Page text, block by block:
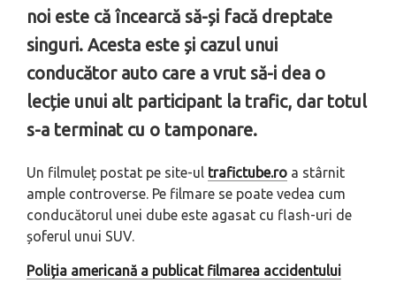
noi este că încearcă să-și facă dreptate
singuri. Acesta este și cazul unui
conducător auto care a vrut să-i dea o
lecție unui alt participant la trafic, dar totul
s-a terminat cu o tamponare.
Un filmuleț postat pe site-ul trafictube.ro a stârnit
ample controverse. Pe filmare se poate vedea cum
conducătorul unei dube este agasat cu flash-uri de
șoferul unui SUV.
Poliția americană a publicat filmarea accidentului